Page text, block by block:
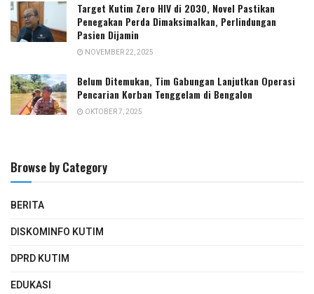
Target Kutim Zero HIV di 2030, Novel Pastikan
Penegakan Perda Dimaksimalkan, Perlindungan
Pasien Dijamin
NOVEMBER 22, 2025
Belum Ditemukan, Tim Gabungan Lanjutkan Operasi
Pencarian Korban Tenggelam di Bengalon
OKTOBER 7, 2025
Browse by Category
BERITA
DISKOMINFO KUTIM
DPRD KUTIM
EDUKASI